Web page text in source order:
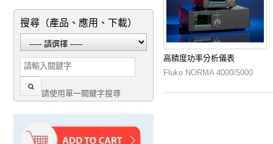
搜尋（產品、應用、下載）
請使用單一關鍵字搜尋
高精度功率分析儀表
Fluke NORMA 4000/5000